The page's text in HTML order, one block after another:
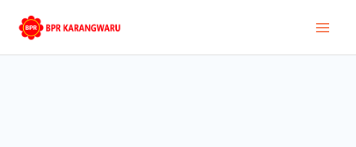
content
pagination